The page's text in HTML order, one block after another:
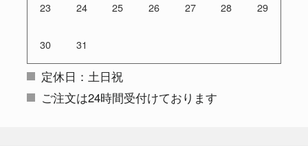
23 24 25 26 27 28 29
30 31
定休日：土日祝
ご注文は24時間受付けております